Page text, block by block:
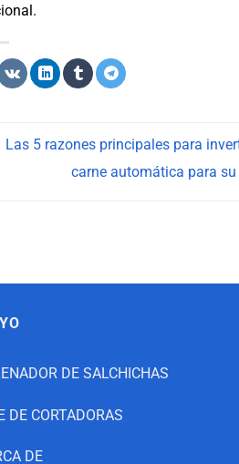
Las 5 razones principales para
carne automática para su
DE SALCHICHAS
DE CORTADORAS
DE